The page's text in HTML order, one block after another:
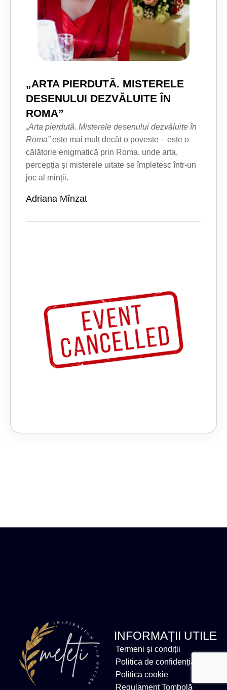
„ARTA PIERDUTĂ. MISTERELE
DESENULUI DEZVĂLUITE ÎN
ROMA”
„Arta pierdută. Misterele desenului dezvăluite în
Roma”este mai mult decât o poveste – este o
călătorie enigmatică prin Roma, unde arta,
percepția și misterele uitate se împletesc într-un
joc al minții.
Adriana Mînzat
INFORMAȚII UTILE
Termeni și condiții
Politica de confidențialitate
Politica cookie
Regulament Tombolă